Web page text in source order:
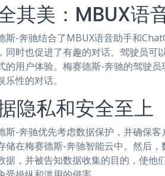
其美：MBUX语
斯-奔驰结合了MBUX语音助手和
同时也促进了有趣的对话。驾驶员可
的用户体验。梅赛德斯-奔驰的驾驶
乐性的对话。
隐私和安全至上
斯-奔驰优先考虑数据保护，并确保
储在梅赛德斯-奔驰智能云中。然后
据，并被告知数据收集的目的，使他